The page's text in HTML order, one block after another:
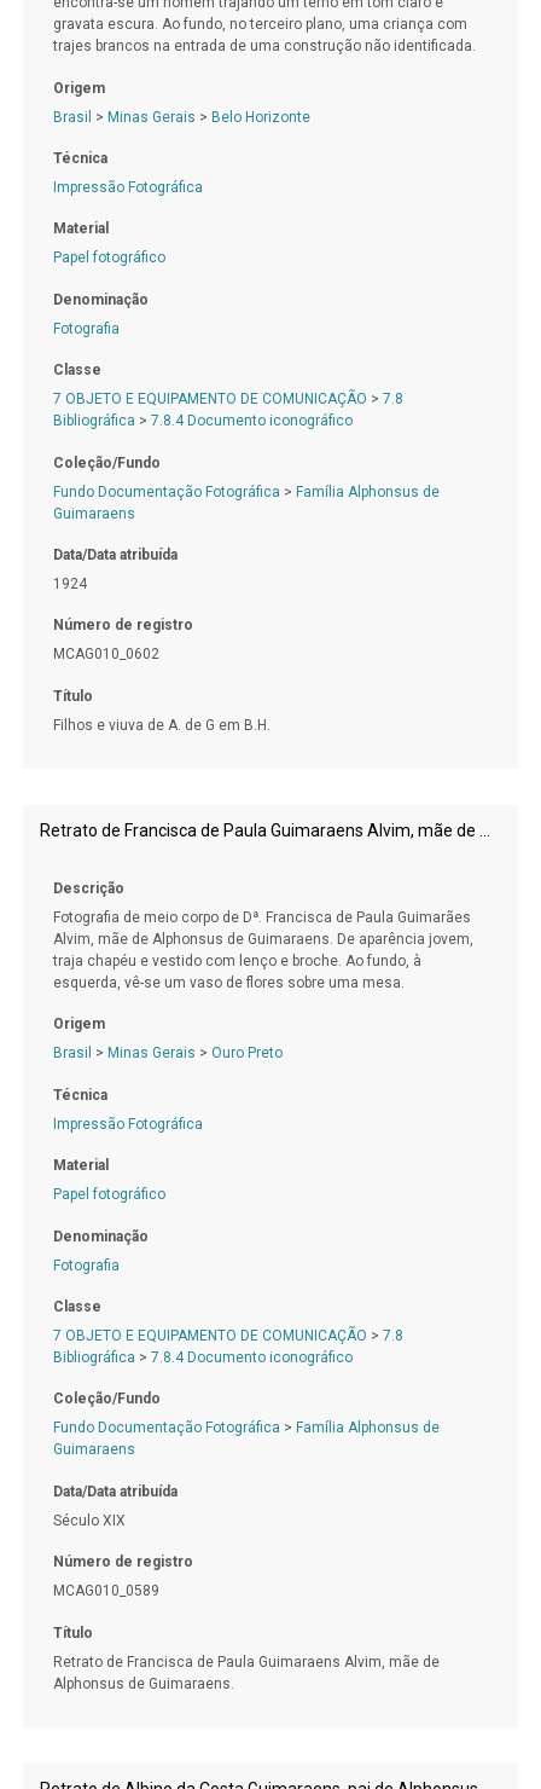
gravata escura. Ao fundo, no terceiro plano, uma criança com
trajes brancos na entrada de uma construção não identificada.
Origem
Brasil > Minas Gerais > Belo Horizonte
Técnica
Impressão Fotográfica
Material
Papel fotográfico
Denominação
Fotografia
Classe
7 OBJETO E EQUIPAMENTO DE COMUNICAÇÃO > 7.8
Bibliográfica > 7.8.4 Documento iconográfico
Coleção/Fundo
Fundo Documentação Fotográfica > Família Alphonsus de
Guimaraens
Data/Data atribuída
1924
Número de registro
MCAG010_0602
Título
Filhos e viuva de A. de G em B.H.
Descrição
Fotografia de meio corpo de Dª. Francisca de Paula Guimarães
Alvim, mãe de Alphonsus de Guimaraens. De aparência jovem,
traja chapéu e vestido com lenço e broche. Ao fundo, à
esquerda, vê-se um vaso de flores sobre uma mesa.
Origem
Brasil > Minas Gerais > Ouro Preto
Técnica
Impressão Fotográfica
Material
Papel fotográfico
Denominação
Fotografia
Classe
7 OBJETO E EQUIPAMENTO DE COMUNICAÇÃO > 7.8
Bibliográfica > 7.8.4 Documento iconográfico
Coleção/Fundo
Fundo Documentação Fotográfica > Família Alphonsus de
Guimaraens
Data/Data atribuída
Século XIX
Número de registro
MCAG010_0589
Título
Retrato de Francisca de Paula Guimaraens Alvim, mãe de
Alphonsus de Guimaraens.